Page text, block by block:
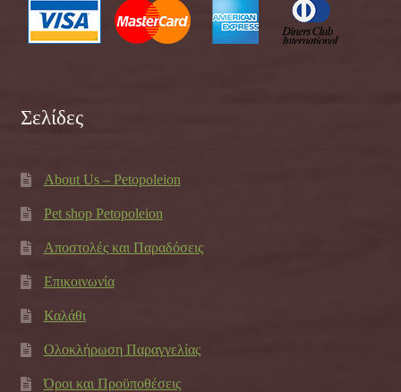
Σελίδες
About Us – Petopoleion
Pet shop Petopoleion
Αποστολές και Παραδόσεις
Επικοινωνία
Καλάθι
Ολοκλήρωση Παραγγελίας
Όροι και Προϋποθέσεις